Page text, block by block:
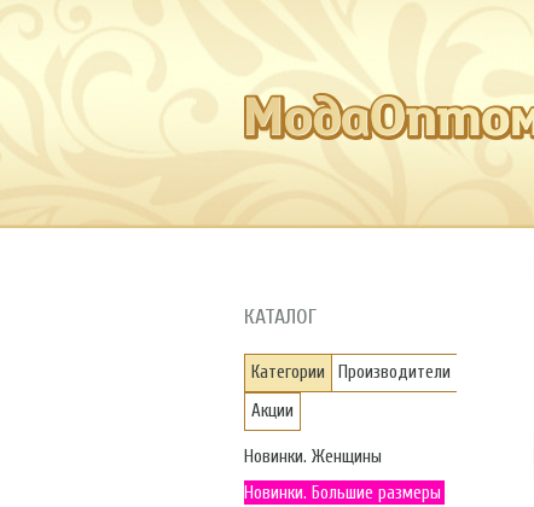
КАТАЛОГ
Категории
Производители
Акции
Новинки. Женщины
Новинки. Большие размеры